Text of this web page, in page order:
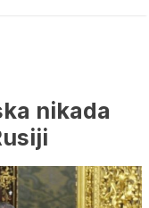
nikada